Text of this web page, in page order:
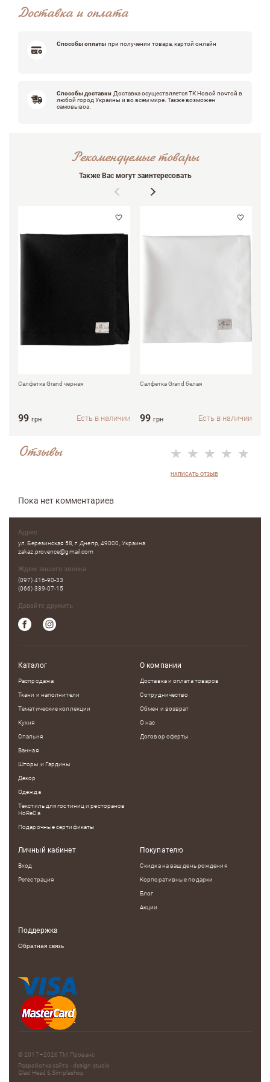
Доставка и оплата
Способы оплаты при получении товара, картой онлайн
Способы доставки Доставка осуществляется ТК Новой почтой в
любой город Украины и во всем мире. Также возможен
самовывоз.
Отзывы
НАПИСАТЬ ОТЗЫВ
Пока нет комментариев
Рекомендуемые товары
Также Вас могут заинтересовать
Салфетка Grand черная
99 грн Есть в наличии
Салфетка Grand белая
99 грн Есть в наличии
Адрес
ул. Березинская 58, г. Днепр, 49000, Украина
zakaz.provence@gmail.com
Ждем вашего звонка
(097) 416-90-33
(066) 339-07-15
Давайте дружить
Каталог
Распродажа
Ткани и наполнители
Тематические коллекции
Кухня
Спальня
Ванная
Шторы и Гардины
Декор
Одежда
Текстиль для гостиниц и ресторанов
HoReCa
Подарочные сертификаты
О компании
Доставка и оплата товаров
Сотрудничество
Обмен и возврат
О нас
Договор оферты
Личный кабинет
Вход
Регестрация
Покупателю
Скидка на ваш день рождения
Корпоративные подарки
Блог
Акции
Поддержка
Обратная связь
© 2017–2026 ТМ Прованс
Разработка сайта - design studio
Glad Head &Simplashop
Оцените, пожалуйста